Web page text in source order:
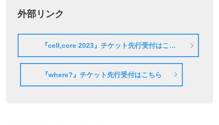
外部リンク
『cell,core 2023』チケット先行受付はこち
『where?』チケット先行受付はこちら